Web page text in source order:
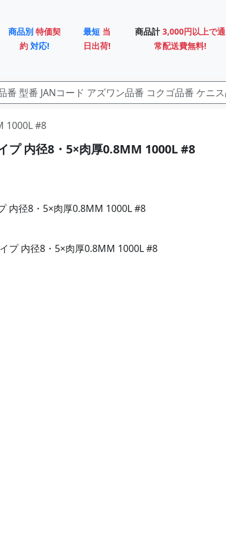
商品別 特価契
約 対応!
最短 当
日出荷!
商品計 3,000円以上で通
常配送費無料!
1000L #8
プ 内径8・5×肉厚0.8MM 1000L #8
内径8・5×肉厚0.8MM 1000L #8
プ 内径8・5×肉厚0.8MM 1000L #8